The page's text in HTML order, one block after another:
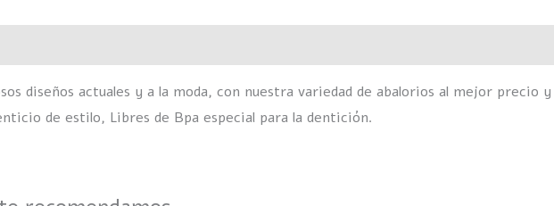
diseños actuales y a la moda, con nuestra variedad de abalorios al mejor
de estilo, Libres de Bpa especial para la dentición.